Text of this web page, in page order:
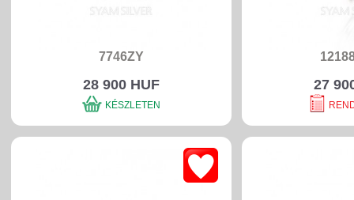
7746ZY
28 900 HUF
KÉSZLETEN
27